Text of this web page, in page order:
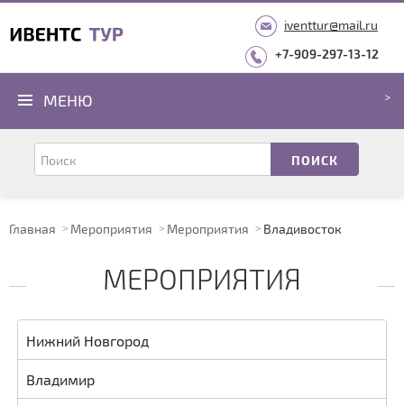
iventtur@mail.ru
+7-909-297-13-12
МЕНЮ
Главная Мероприятия Мероприятия Владивосток
МЕРОПРИЯТИЯ
Нижний Новгород
Владимир